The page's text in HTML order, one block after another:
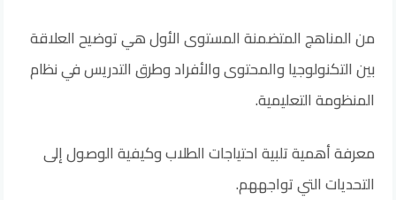
من المناهج المتضمنة المستوى الأول هي توضيح العلاقة
بين التكنولوجيا والمحتوى والأفراد وطرق التدريس في نظام
المنظومة التعليمية.
معرفة أهمية تلبية احتياجات الطلاب وكيفية الوصول إلى
التحديات التي تواجههم.